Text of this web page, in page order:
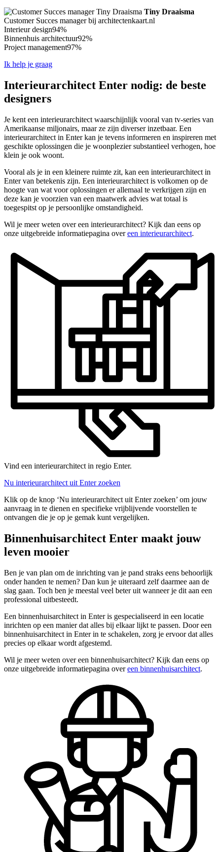
Tiny Draaisma
Customer Succes manager bij architectenkaart.nl
Interieur design94%
Binnenhuis architectuur92%
Project management97%
Ik help je graag
Interieurarchitect Enter nodig: de beste
designers
Je kent een interieurarchitect waarschijnlijk vooral van tv-series van
Amerikaanse miljonairs, maar ze zijn diverser inzetbaar. Een
interieurarchitect in Enter kan je tevens informeren en inspireren met
geschikte oplossingen die je woonplezier substantieel verhogen, hoe
klein je ook woont.
Vooral als je in een kleinere ruimte zit, kan een interieurarchitect in
Enter van betekenis zijn. Een interieurarchitect is volkomen op de
hoogte van wat voor oplossingen er allemaal te verkrijgen zijn en
deze kan je voorzien van een maatwerk advies wat totaal is
toegespitst op je persoonlijke omstandigheid.
Wil je meer weten over een interieurarchitect? Kijk dan eens op
onze uitgebreide informatiepagina overeen interieurarchitect.
Vind een interieurarchitect in regio Enter.
Nu interieurarchitect uit Enter zoeken
Klik op de knop ‘Nu interieurarchitect uit Enter zoeken’ om jouw
aanvraag in te dienen en specifieke vrijblijvende voorstellen te
ontvangen die je op je gemak kunt vergelijken.
Binnenhuisarchitect Enter maakt jouw
leven mooier
Ben je van plan om de inrichting van je pand straks eens behoorlijk
onder handen te nemen? Dan kun je uiteraard zelf daarmee aan de
slag gaan. Toch ben je meestal veel beter uit wanneer je dit aan een
professional uitbesteedt.
Een binnenhuisarchitect in Enter is gespecialiseerd in een locatie
inrichten op een manier dat alles bij elkaar lijkt te passen. Door een
binnenhuisarchitect in Enter in te schakelen, zorg je ervoor dat alles
precies op elkaar wordt afgestemd.
Wil je meer weten over een binnenhuisarchitect? Kijk dan eens op
onze uitgebreide informatiepagina overeen binnenhuisarchitect.